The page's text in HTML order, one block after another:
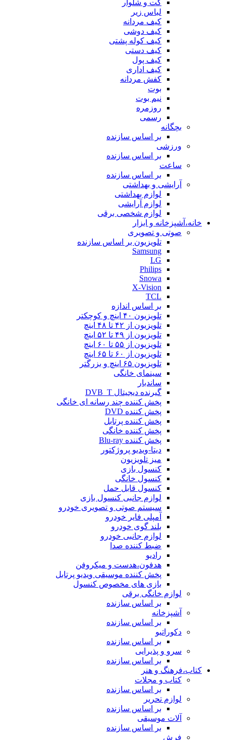
کت و شلوار
لباس زیر
کیف مردانه
کیف دوشی
کیف کوله پشتی
کیف دستی
کیف پول
کیف اداری
کفش مردانه
بوت
نیم بوت
روزمره
رسمی
بچگانه
بر اساس سازنده
ورزشی
بر اساس سازنده
ساعت
بر اساس سازنده
آرایشی و بهداشتی
لوازم بهداشتی
لوازم آرایشی
لوازم شخصی برقی
خانه،آشپزخانه و ابزار
صوتی و تصویری
تلویزیون بر اساس سازنده
Samsung
LG
Philips
Snowa
X-Vision
TCL
بر اساس اندازه
تلویزیون ۴۰ اینچ و کوچکتر
تلویزیون از ۴۲ تا ۴۸ اینچ
تلویزیون از ۴۹ تا ۵۲ اینچ
تلویزیون از ۵۵ تا ۶۰ اینچ
تلویزیون از ۶۰ تا ۶۵ اینچ
تلویزیون ۶۵ اینچ و بزرگتر
سینمای خانگی
ساندبار
گیرنده دیجیتال DVB_T
پخش کننده چند رسانه ای خانگی
پخش کننده DVD
پخش کننده پرتابل
پخش کننده خانگی
پخش کننده Blu-ray
دیتا-ویدیو پروژکتور
میز تلویزیون
کنسول بازی
کنسول خانگی
کنسول قابل حمل
لوازم جانبی کنسول بازی
سیستم صوتی و تصویری خودرو
آمپلی فایر خودرو
بلند گوی خودرو
لوازم جانبی خودرو
ضبط کننده صدا
رادیو
هدفون،هدست و میکروفن
پخش کننده موسیقی ویدیو پرتابل
بازی های مخصوص کنسول
لوازم خانگی برقی
بر اساس سازنده
آشپزخانه
بر اساس سازنده
دکوراتیو
بر اساس سازنده
سرو و پذیرایی
بر اساس سازنده
کتاب،فرهنگ و هنر
کتاب و مجلات
بر اساس سازنده
لوازم تحریر
بر اساس سازنده
آلات موسیقی
بر اساس سازنده
فرش